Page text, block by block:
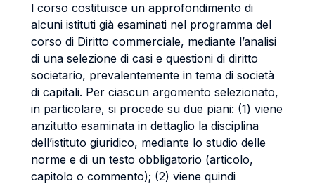
l corso costituisce un approfondimento di
alcuni istituti già esaminati nel programma del
corso di Diritto commerciale, mediante l’analisi
di una selezione di casi e questioni di diritto
societario, prevalentemente in tema di società
di capitali. Per ciascun argomento selezionato,
in particolare, si procede su due piani: (1) viene
anzitutto esaminata in dettaglio la disciplina
dell’istituto giuridico, mediante lo studio delle
norme e di un testo obbligatorio (articolo,
capitolo o commento); (2) viene quindi